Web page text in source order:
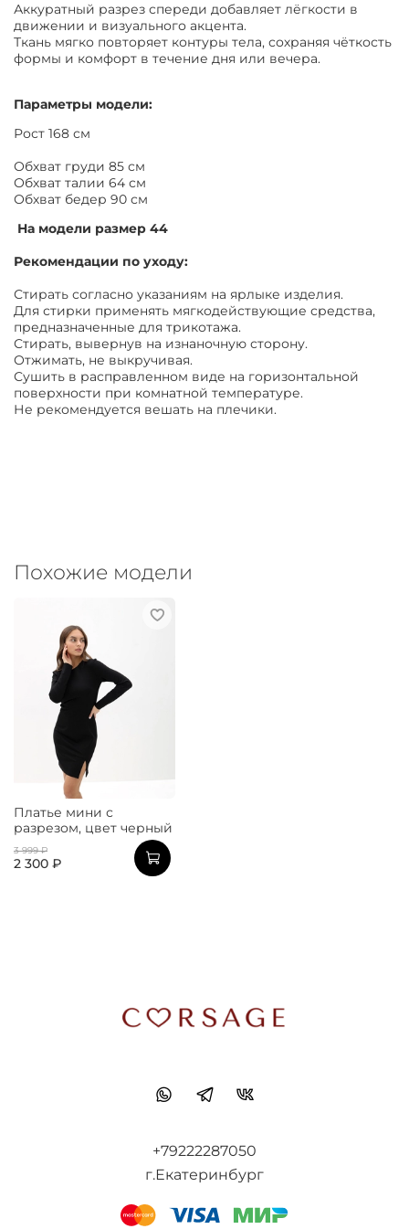
Аккуратный разрез спереди добавляет лёгкости в
движении и визуального акцента.
Ткань мягко повторяет контуры тела, сохраняя чёткость
формы и комфорт в течение дня или вечера.
Параметры модели:
Рост 168 см
Обхват груди 85 см
Обхват талии 64 см
Обхват бедер 90 см
На модели размер 44
Рекомендации по уходу:
Стирать согласно указаниям на ярлыке изделия.
Для стирки применять мягкодействующие средства,
предназначенные для трикотажа.
Стирать, вывернув на изнаночную сторону.
Отжимать, не выкручивая.
Сушить в расправленном виде на горизонтальной
поверхности при комнатной температуре.
Не рекомендуется вешать на плечики.
Похожие модели
Платье мини с
разрезом, цвет черный
3 999 ₽
2 300 ₽
+79222287050
г.Екатеринбург